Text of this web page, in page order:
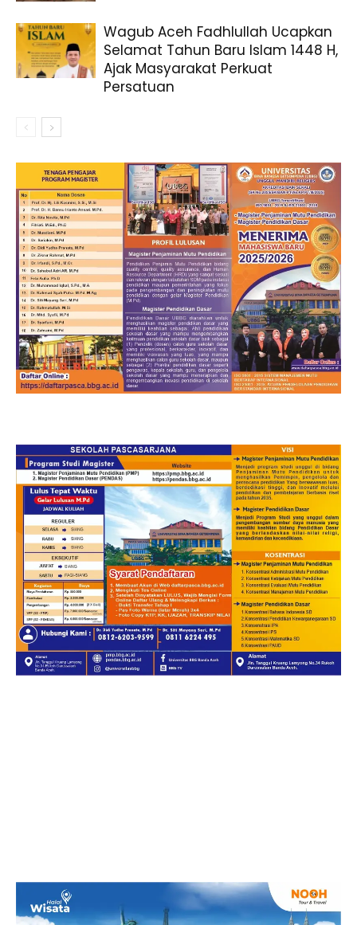
Wagub Aceh Fadhlullah Ucapkan
Selamat Tahun Baru Islam 1448 H,
Ajak Masyarakat Perkuat
Persatuan